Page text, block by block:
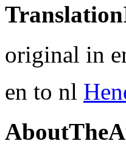
original in
en to nl